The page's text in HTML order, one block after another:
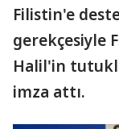
Filistin'e
gerekçesiyle
Halil'in
imza attı.